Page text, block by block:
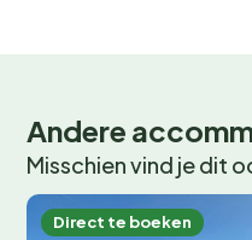
Andere
Misschien vind je dit
Direct te boeken